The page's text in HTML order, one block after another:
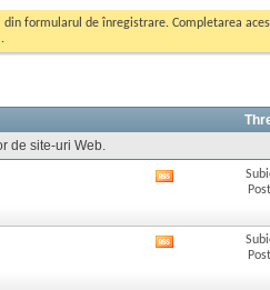
formularul de înregistrare. Completarea
.
de site-uri Web.
ul